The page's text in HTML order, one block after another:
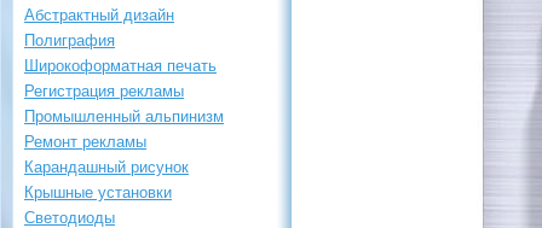
Абстрактный дизайн
Полиграфия
Широкоформатная печать
Регистрация рекламы
Промышленный альпинизм
Ремонт рекламы
Карандашный рисунок
Крышные установки
Светодиоды